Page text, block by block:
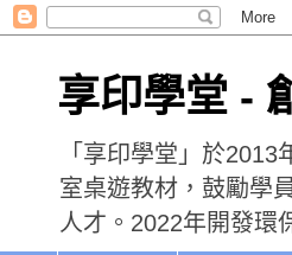
享印學堂 -
「享印學堂」於
室桌遊教材，鼓勵學
人才。2022年開發環